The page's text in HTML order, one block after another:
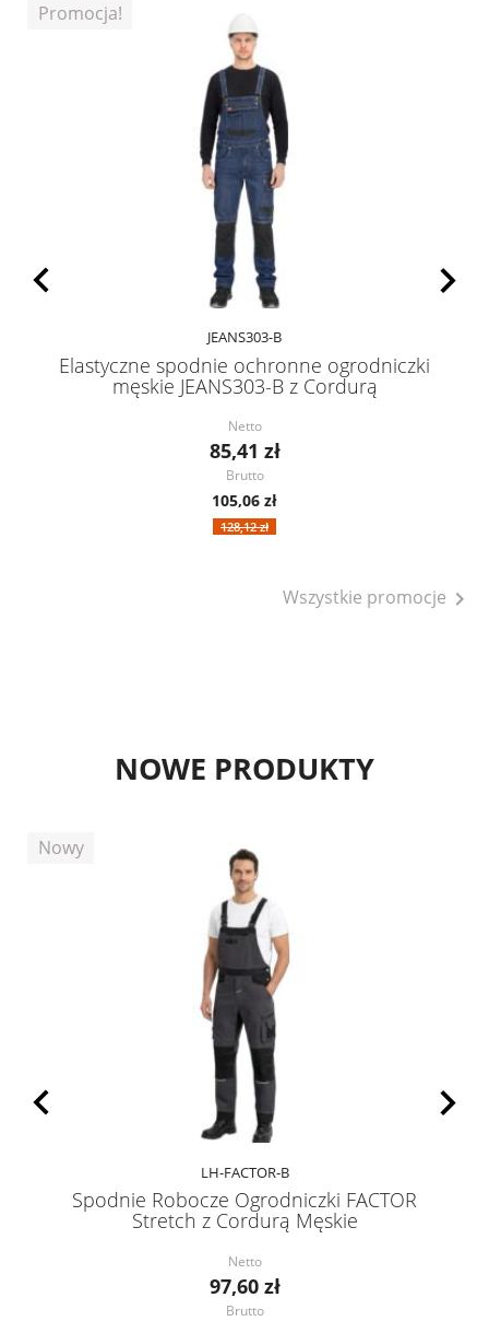
JEANS303-B
Elastyczne spodnie ochronne ogrodniczki
męskie JEANS303-B z Cordurą
Netto
85,41 zł
Brutto
105,06 zł
128,12 zł
Promocja!
Wszystkie promocje 
NOWE PRODUKTY
LH-FACTOR-B
Spodnie Robocze Ogrodniczki FACTOR
Stretch z Cordurą Męskie
Netto
97,60 zł
Brutto
Nowy